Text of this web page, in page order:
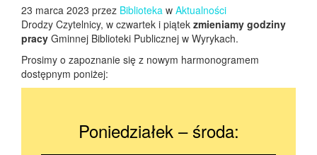
23 marca 2023 przez Biblioteka w Aktualności
Drodzy Czytelnicy, w czwartek i piątek zmieniamy godziny
pracy Gminnej Biblioteki Publicznej w Wyrykach.
Prosimy o zapoznanie się z nowym harmonogramem
dostępnym poniżej:
Poniedziałek – środa: